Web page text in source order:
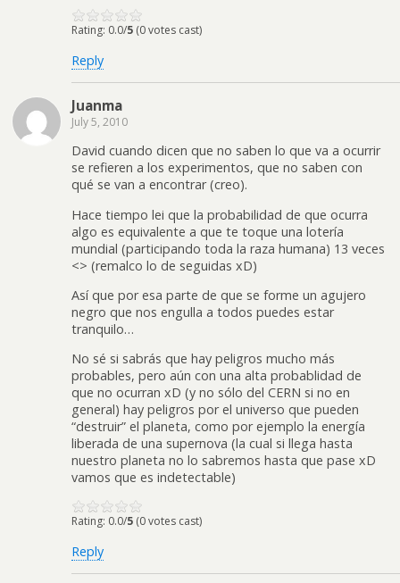
Rating: 0.0/5 (0 votes cast)
Reply
Juanma
July 5, 2010
David cuando dicen que no saben lo que va a ocurrir
se refieren a los experimentos, que no saben con
qué se van a encontrar (creo).
Hace tiempo lei que la probabilidad de que ocurra
algo es equivalente a que te toque una lotería
mundial (participando toda la raza humana) 13 veces
<> (remalco lo de seguidas xD)
Así que por esa parte de que se forme un agujero
negro que nos engulla a todos puedes estar
tranquilo…
No sé si sabrás que hay peligros mucho más
probables, pero aún con una alta probablidad de
que no ocurran xD (y no sólo del CERN si no en
general) hay peligros por el universo que pueden
“destruir” el planeta, como por ejemplo la energía
liberada de una supernova (la cual si llega hasta
nuestro planeta no lo sabremos hasta que pase xD
vamos que es indetectable)
Rating: 0.0/5 (0 votes cast)
Reply